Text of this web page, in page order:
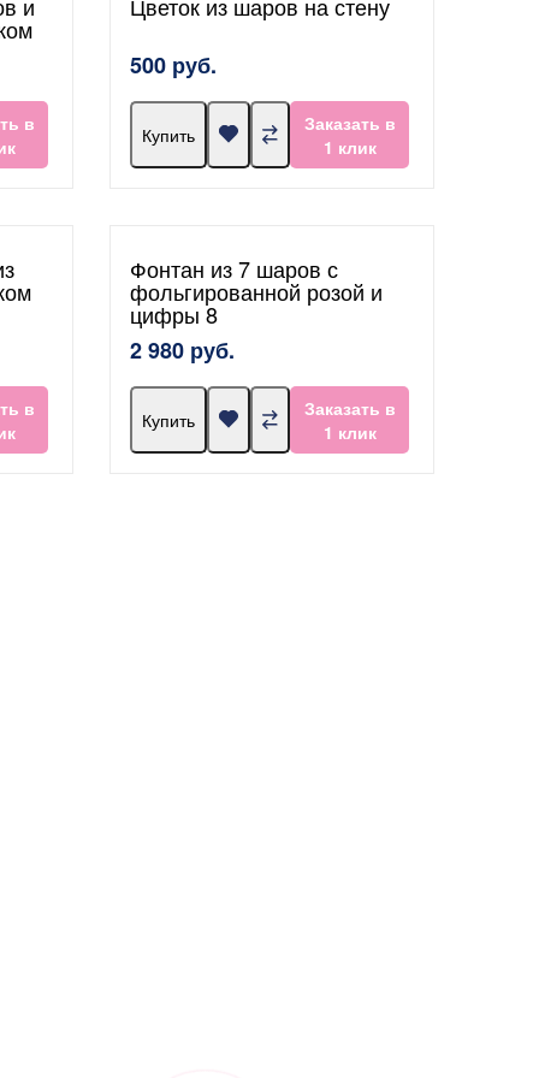
в
500 руб.
Купить
Заказать в
1 клик
в
Фонтан из 7 шаров с
фольгированной розой и
цифры 8
2 980 руб.
Купить
Заказать в
1 клик